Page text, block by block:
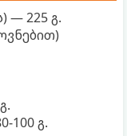
— 225 გ.
100 გ.